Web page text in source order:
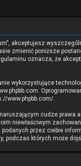
akceptujesz
zmienić poniższe
oznacza, że
wykorzystujące
.
www.phpbb.com/
cudze prawa
niewłaściwym
przez ciebie
podczas których może